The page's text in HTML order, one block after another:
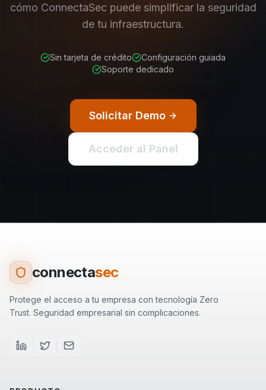
cómo ConnectaSec puede simplificar la seguridad
de tu infraestructura.
Sin tarjeta de crédito
Configuración guiada
Soporte dedicado
Solicitar Demo
Acceder al Panel
connectasec
Protege el acceso a tu empresa con tecnología Zero
Trust. Seguridad empresarial sin complicaciones.